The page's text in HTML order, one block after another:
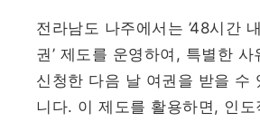
전라남도 나주에서는 ’48시간
권’ 제도를 운영하여, 특별한
신청한 다음 날 여권을 받을 수
니다. 이 제도를 활용하면, 인도